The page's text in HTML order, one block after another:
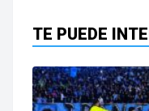
TE PUEDE